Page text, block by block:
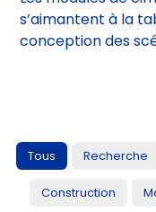
Tous Recherche
Expérimentation
Construction